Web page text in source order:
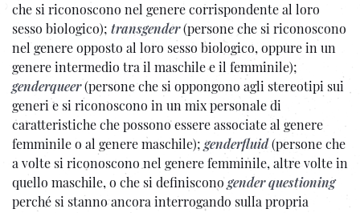
che si riconoscono nel genere corrispondente al loro
sesso biologico); transgender(persone che si riconoscono
nel genere opposto al loro sesso biologico, oppure in un
genere intermedio tra il maschile e il femminile);
genderqueer(persone che si oppongono agli stereotipi sui
generi e si riconoscono in un mix personale di
caratteristiche che possono essere associate al genere
femminile o al genere maschile); genderfluid(persone che
a volte si riconoscono nel genere femminile, altre volte in
quello maschile, o che si definiscono gender questioning
perché si stanno ancora interrogando sulla propria